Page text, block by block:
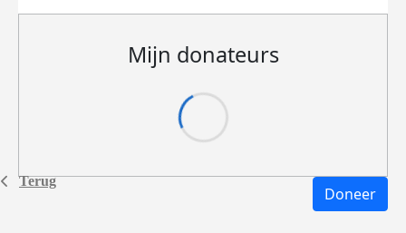
Terug
Mijn donateurs
Doneer